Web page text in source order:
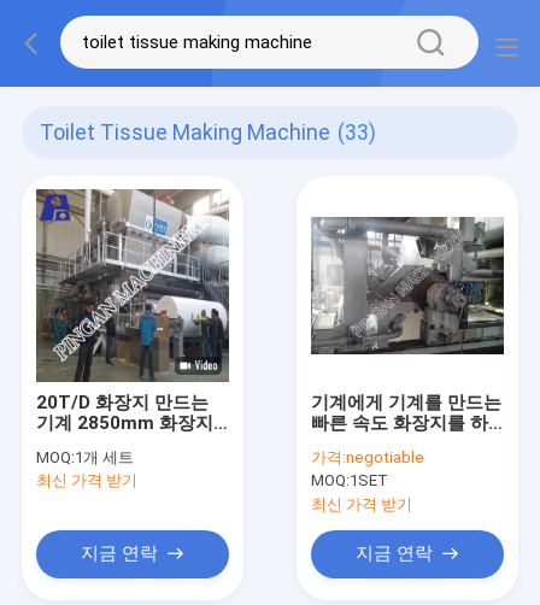
Toilet Tissue Making Machine (33)
20T/D 화장지 만드는
기계 2850mm 화장지
MOQ:1개 세트
최신 가격 받기
지금 연락
기계에게 기계를 만드는
빠른 속도 화장지를 하
가격:negotiable
MOQ:1SET
최신 가격 받기
지금 연락